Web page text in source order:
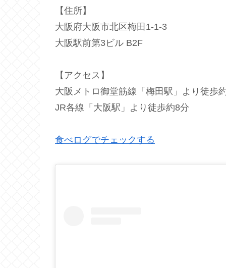
【住所】
大阪府大阪市北区梅田1-1-3
大阪駅前第3ビル B2F
【アクセス】
大阪メトロ御堂筋線「梅田駅」より徒歩
JR各線「大阪駅」より徒歩約8分
食べログでチェックする